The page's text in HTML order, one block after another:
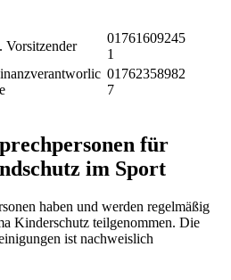
Vorsitzender
01761609245
1
01762358982
7
für
im Sport
haben und werden regelmäßig
Kinderschutz teilgenommen. Die
ist nachweislich